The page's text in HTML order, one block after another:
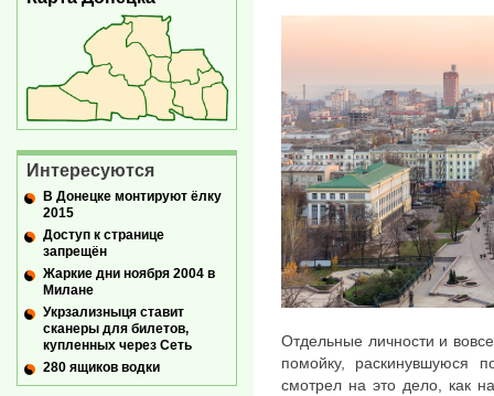
Отдельные личности и
помойку, раскинувшуюся
смотрел на это дело, как
Интересуются
В Донецке монтируют ёлку
2015
Доступ к странице
запрещён
Жаркие дни ноября 2004 в
Милане
Укрзализныця ставит
сканеры для билетов,
купленных через Сеть
280 ящиков водки